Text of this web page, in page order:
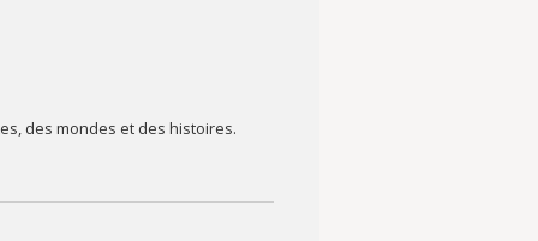
des mondes et des histoires.